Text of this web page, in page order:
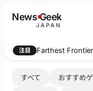
NewsGeek
JAPAN
注目 Farthest
すべて おすすめ